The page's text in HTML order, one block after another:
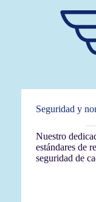
Seguridad y
Nuestro
estándares de
seguridad de